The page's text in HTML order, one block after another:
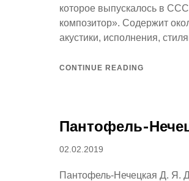
которое выпускалось в
композитор». Содержит
акустики, исполнения,
CONTINUE READING
Пантофель-
Posted
02.02.2019
Пантофель-Нечецкая Д. Я.